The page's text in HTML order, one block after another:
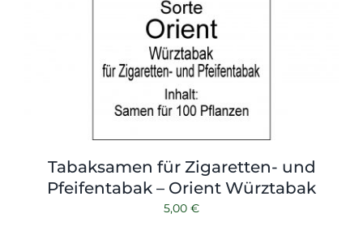
Tabaksamen für Zigaretten- und
Pfeifentabak – Orient Würztabak
5,00 €